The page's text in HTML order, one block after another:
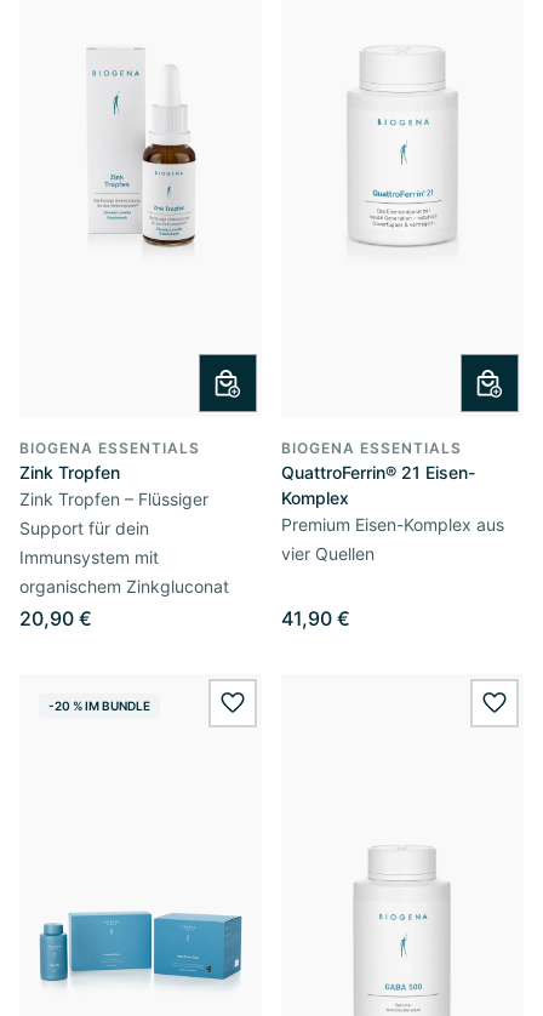
BIOGENA ESSENTIALS
Zink Tropfen
Zink Tropfen – Flüssiger
Support für dein
Immunsystem mit
organischem Zinkgluconat
20,90 €
BIOGENA ESSENTIALS
QuattroFerrin® 21 Eisen-
Komplex
Premium Eisen-Komplex aus
vier Quellen
41,90 €
-20 % IM BUNDLE wishlist.add